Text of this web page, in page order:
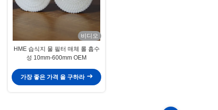
비디오
HME 습식지 물 필터 매체 롤 흡수
성 10mm-600mm OEM
가장 좋은 가격 을 구하라